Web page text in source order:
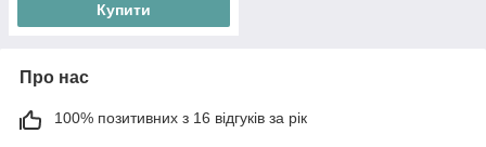
Купити
Про нас
100% позитивних з 16 відгуків за рік